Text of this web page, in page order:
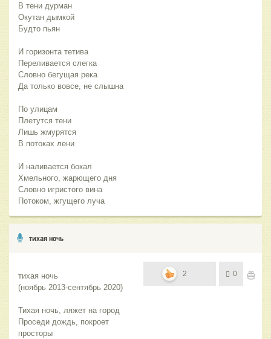
В тени дурман
Окутан дымкой
Будто пьян
И горизонта тетива
Переливается слегка
Словно бегущая река
Да только вовсе, не слышна
По улицам
Плетутся тени
Лишь жмурятся
В потоках лени
И наливается бокал
Хмельного, жарющего дня
Словно игристого вина
Потоком, жгущего луча
тихая ночь
тихая ночь
(ноябрь 2013-сентябрь 2020)
Тихая ночь, ляжет на город
Проседи дождь, покроет
просторы
2 0